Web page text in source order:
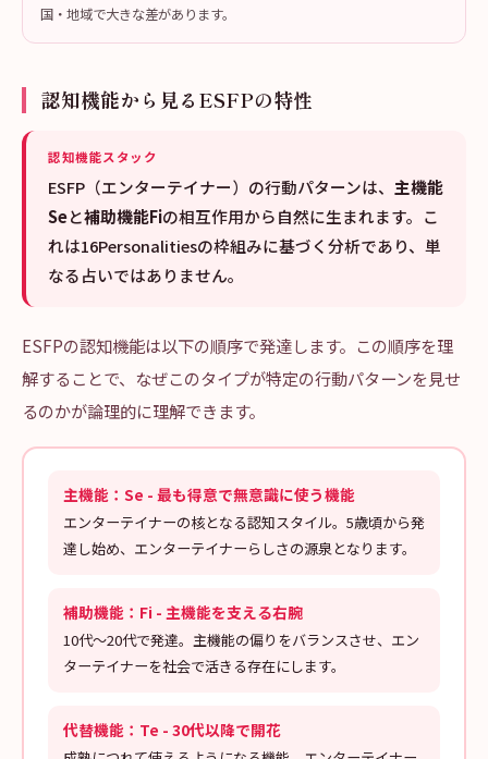
国・地域で大きな差があります。
認知機能から見るESFPの特性
認知機能スタック
ESFP（エンターテイナー）の行動パターンは、 主機能
Seと補助機能Fiの相互作用から自然に生まれます。こ
れは16Personalitiesの枠組みに基づく分析であり、単
なる占いではありません。
ESFPの認知機能は以下の順序で発達します。この順序を理
解することで、なぜこのタイプが特定の行動パターンを見せ
るのかが論理的に理解できます。
主機能：Se - 最も得意で無意識に使う機能
エンターテイナーの核となる認知スタイル。5歳頃から発
達し始め、エンターテイナーらしさの源泉となります。
補助機能：Fi - 主機能を支える右腕
10代〜20代で発達。主機能の偏りをバランスさせ、エン
ターテイナーを社会で活きる存在にします。
代替機能：Te - 30代以降で開花